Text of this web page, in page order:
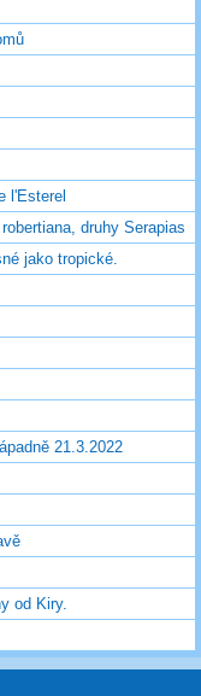
l'Esterel
druhy Serapias
jako tropické.
21.3.2022
od Kiry.